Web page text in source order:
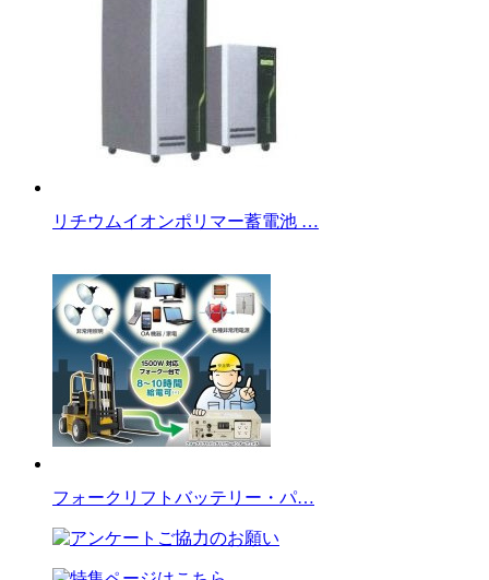
リチウムイオンポリマー蓄電池 …
フォークリフトバッテリー・パ…